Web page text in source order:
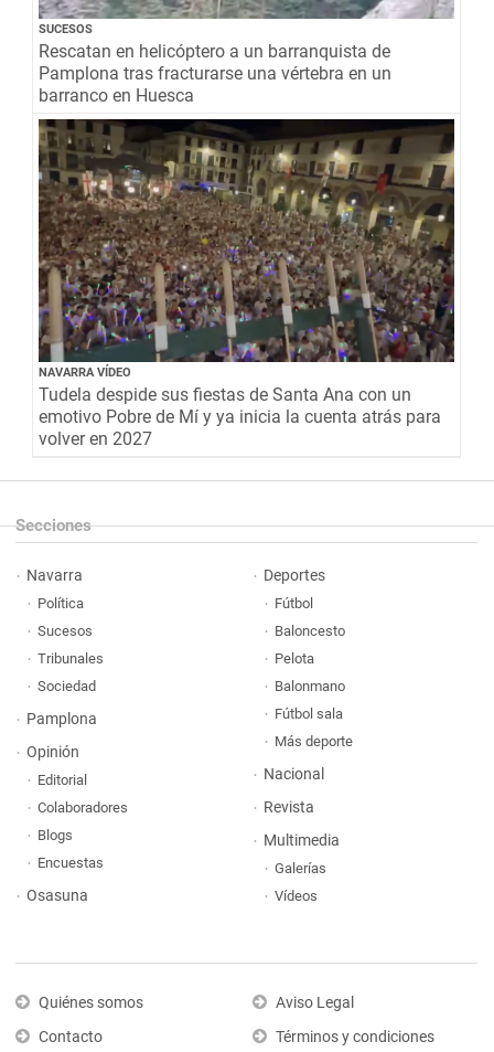
SUCESOS
Rescatan en helicóptero a un barranquista de
Pamplona tras fracturarse una vértebra en un
barranco en Huesca
NAVARRA VÍDEO
Tudela despide sus fiestas de Santa Ana con un
emotivo Pobre de Mí y ya inicia la cuenta atrás para
volver en 2027
Secciones
Navarra
Política
Sucesos
Tribunales
Sociedad
Pamplona
Opinión
Editorial
Colaboradores
Blogs
Encuestas
Osasuna
Deportes
Fútbol
Baloncesto
Pelota
Balonmano
Fútbol sala
Más deporte
Nacional
Revista
Multimedia
Galerías
Vídeos
Quiénes somos
Contacto
Aviso Legal
Términos y condiciones